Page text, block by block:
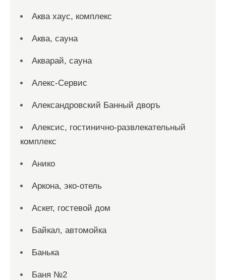
Аква хаус, комплекс
Аква, сауна
Акварай, сауна
Алекс-Сервис
Александровский Банный дворъ
Алексис, гостинично-развлекательный
комплекс
Анико
Аркона, эко-отель
Аскет, гостевой дом
Байкал, автомойка
Банька
Баня №2